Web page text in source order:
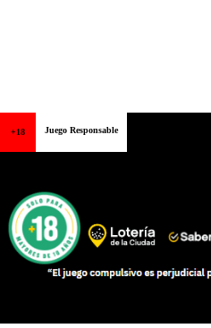
+18 Juego Responsable